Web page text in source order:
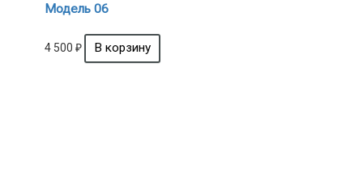
Модель 06
4 500 ₽